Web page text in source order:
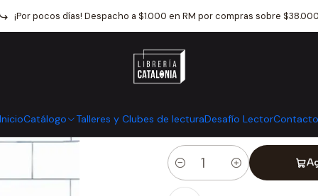
InicioCatálogo Talleres y Clubes de lecturaDesafío LectorContacto
¡Por pocos días! Despacho a $1.000 en RM por compras sobre $38.000
Inicio Catálogo Crónica y Ensayo Cronica The Wall Mapu
|
The Wall Mapu
Mostrar stock de
Cantidad